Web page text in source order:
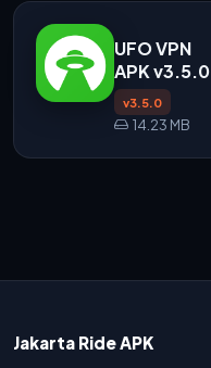
UFO VPN
APK v3.5.0
v3.5.0
14.23 MB
Jakarta Ride APK